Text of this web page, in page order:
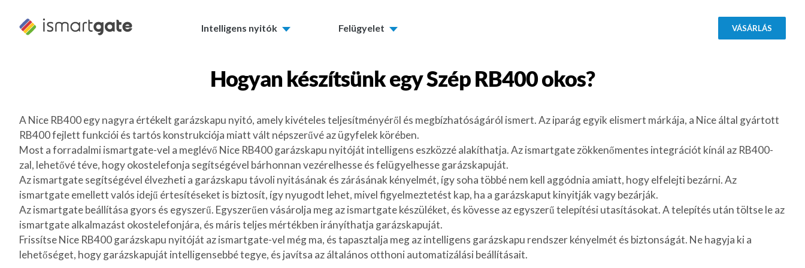
tartalomra
Intelligens nyitók Felügyelet VÁSÁRLÁS
Hogyan készítsünk egySzép RB400okos?
A Nice RB400 egy nagyra értékelt garázskapu nyitó, amely kivételes teljesítményéről és megbízhatóságáról ismert. Az iparág egyik elismert márkája, a Nice által gyártott
RB400 fejlett funkciói és tartós konstrukciója miatt vált népszerűvé az ügyfelek körében.
Most a forradalmi ismartgate-vel a meglévő Nice RB400 garázskapu nyitóját intelligens eszközzé alakíthatja. Az ismartgate zökkenőmentes integrációt kínál az RB400-
zal, lehetővé téve, hogy okostelefonja segítségével bárhonnan vezérelhesse és felügyelhesse garázskapuját.
Az ismartgate segítségével élvezheti a garázskapu távoli nyitásának és zárásának kényelmét, így soha többé nem kell aggódnia amiatt, hogy elfelejti bezárni. Az
ismartgate emellett valós idejű értesítéseket is biztosít, így nyugodt lehet, mivel figyelmeztetést kap, ha a garázskaput kinyitják vagy bezárják.
Az ismartgate beállítása gyors és egyszerű. Egyszerűen vásárolja meg az ismartgate készüléket, és kövesse az egyszerű telepítési utasításokat. A telepítés után töltse le az
ismartgate alkalmazást okostelefonjára, és máris teljes mértékben irányíthatja garázskapuját.
Frissítse Nice RB400 garázskapu nyitóját az ismartgate-vel még ma, és tapasztalja meg az intelligens garázskapu rendszer kényelmét és biztonságát. Ne hagyja ki a
lehetőséget, hogy garázskapuját intelligensebbé tegye, és javítsa az általános otthoni automatizálási beállításait.